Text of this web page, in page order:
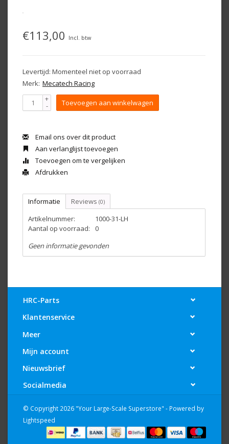
€113,00 Incl. btw
Levertijd: Momenteel niet op voorraad
Merk: Mecatech Racing
+
- Toevoegen aan winkelwagen
Email ons over dit product
Aan verlanglijst toevoegen
Toevoegen om te vergelijken
Afdrukken
Informatie Reviews (0)
Artikelnummer:
1000-31-LH
Aantal op voorraad:
0
Geen informatie gevonden
HRC-Parts
Klantenservice
Meer
Mijn account
Nieuwsbrief
Socialmedia
© Copyright 2026 "Your Large-Scale Superstore" - Powered by
Lightspeed